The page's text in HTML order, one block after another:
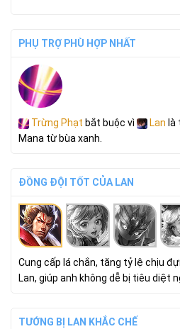
PHỤ TRỢ PHÙ HỢP NHẤT
Trừng Phạt bắt buộc vì Lan là
Mana từ bùa xanh.
ĐỒNG ĐỘI TỐT CỦA LAN
Cung cấp lá chắn, tăng tỷ lệ chịu
Lan, giúp anh không dễ bị tiêu diệt
TƯỚNG BỊ LAN KHẮC CHẾ